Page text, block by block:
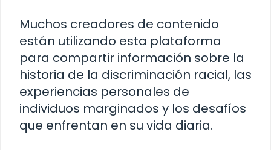
Muchos creadores de contenido
están utilizando esta plataforma
para compartir información sobre la
historia de la discriminación racial, las
experiencias personales de
individuos marginados y los desafíos
que enfrentan en su vida diaria.